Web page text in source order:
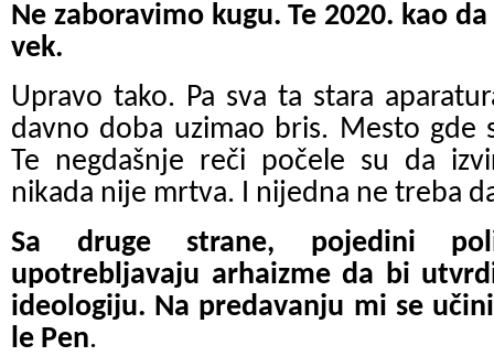
Ne zaboravimo kugu. Te 2020. kao
vek.
Upravo tako. Pa sva ta stara
davno doba uzimao bris. Mesto gde
Te negdašnje reči počele su da
nikada nije mrtva. I nijedna ne treba
Sa druge strane, pojedini
upotrebljavaju arhaizme da bi
ideologiju. Na predavanju mi se
le Pen.